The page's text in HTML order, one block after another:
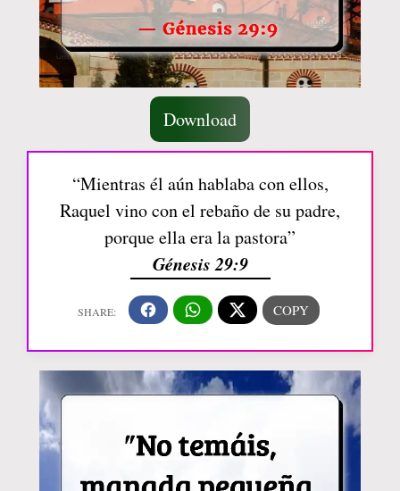
Download
“Mientras él aún hablaba con ellos,
Raquel vino con el rebaño de su padre,
porque ella era la pastora”
Génesis 29:9